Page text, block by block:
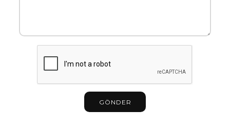
GÖNDER